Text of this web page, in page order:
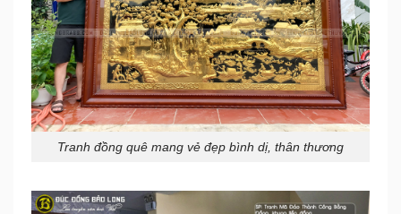
Tranh đồng quê mang vẻ đẹp bình dị, thân thương